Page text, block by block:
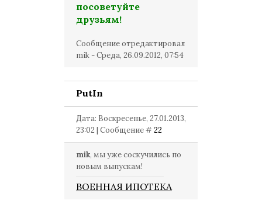
посоветуйте
друзьям!
Сообщение отредактировал
mik -Среда, 26.09.2012, 07:54
PutIn
Дата: Воскресенье, 27.01.2013,
23:02 | Сообщение #22
mik, мы уже соскучились по
новым выпускам!
ВОЕННАЯ ИПОТЕКА